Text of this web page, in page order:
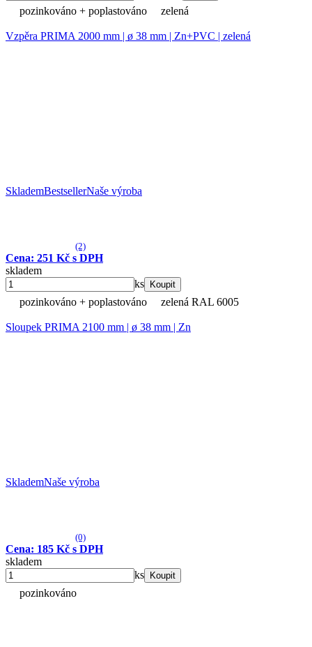
pozinkováno + poplastováno zelená
Vzpěra PRIMA 2000 mm | ø 38 mm | Zn+PVC | zelená
SklademBestsellerNaše výroba
(2)
Cena: 251 Kč s DPH
skladem
ks
Koupit
pozinkováno + poplastováno zelená RAL 6005
Sloupek PRIMA 2100 mm | ø 38 mm | Zn
SklademNaše výroba
(0)
Cena: 185 Kč s DPH
skladem
ks
Koupit
pozinkováno